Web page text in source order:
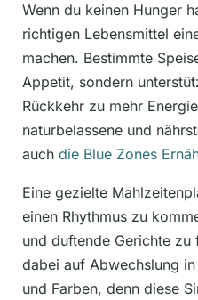
Wenn du keinen Hunger
richtigen Lebensmittel
machen. Bestimmte
Appetit, sondern
Rückkehr zu mehr
naturbelassene und
auch die Blue Zones
Eine gezielte
einen Rhythmus zu
und duftende Gerichte zu
dabei auf Abwechslung
und Farben, denn diese